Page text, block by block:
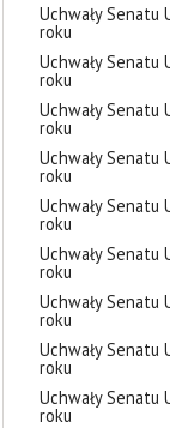
Uchwały Senatu
roku
Uchwały Senatu
roku
Uchwały Senatu
roku
Uchwały Senatu
roku
Uchwały Senatu
roku
Uchwały Senatu
roku
Uchwały Senatu
roku
Uchwały Senatu
roku
Uchwały Senatu
roku